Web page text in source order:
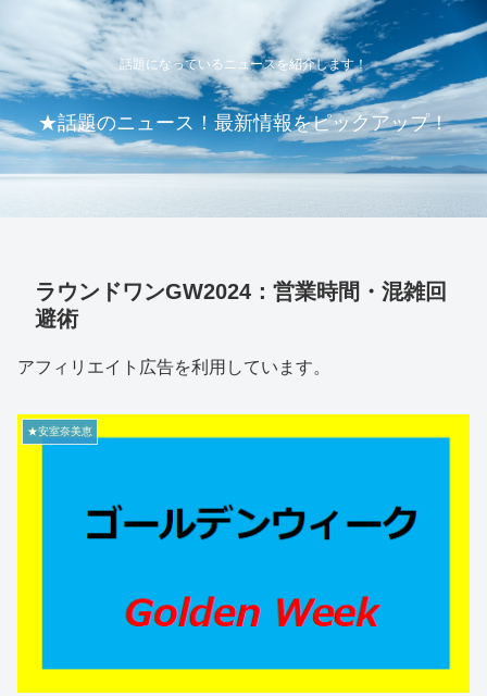
話題になっているニュースを紹介します！
★話題のニュース！最新情報をピックアップ！
ラウンドワンGW2024：営業時間・混雑回
避術
アフィリエイト広告を利用しています。
★安室奈美恵